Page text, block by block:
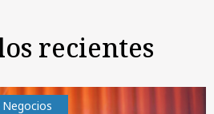
recientes
Negocios